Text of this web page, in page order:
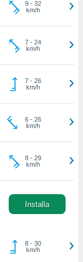
9- 32
km/h
7- 24
km/h
7- 26
km/h
6- 26
km/h
8- 29
km/h
Installa
8- 30
km/h